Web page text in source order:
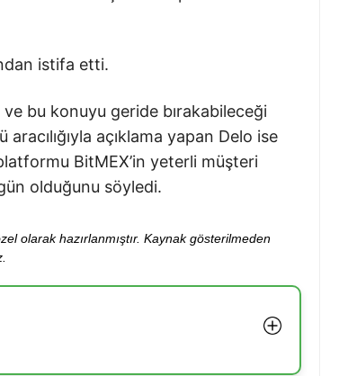
istifa etti.
bu konuyu geride bırakabileceği
aracılığıyla açıklama yapan Delo ise
BitMEX’in yeterli müşteri
olduğunu söyledi.
olarak hazırlanmıştır. Kaynak gösterilmeden